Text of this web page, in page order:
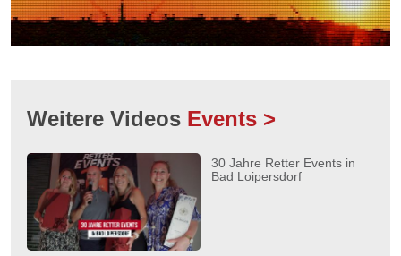
Weitere Videos Events >
30 Jahre Retter Events in
Bad Loipersdorf